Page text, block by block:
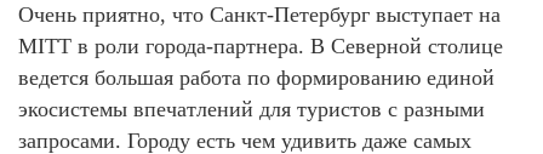
Очень приятно, что Санкт-Петербург выступает на
MITT в роли города-партнера. В Северной столице
ведется большая работа по формированию единой
экосистемы впечатлений для туристов с разными
запросами. Городу есть чем удивить даже самых